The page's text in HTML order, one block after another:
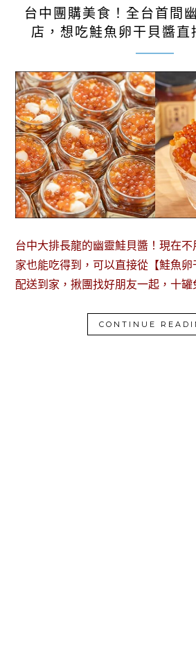
台中團購美食！全台首間
店，想吃鮭魚卵干貝醬直
台中大排長龍的幽靈鮭貝醬！現在
家也能吃得到，可以直接從【鮭魚
配送到家，揪團找好朋友一起，十
CONTINUE